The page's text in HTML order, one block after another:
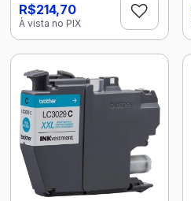
R$214,70
À vista no PIX